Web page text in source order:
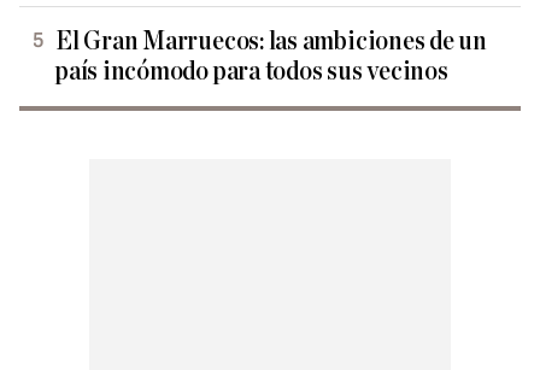
El Gran Marruecos: las ambiciones de un
país incómodo para todos sus vecinos